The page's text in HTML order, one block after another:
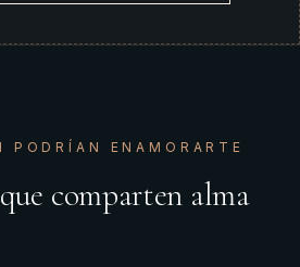
PODRÍAN ENAMORARTE
comparten alma